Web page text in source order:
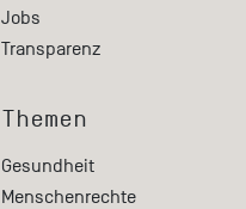
Jobs
Transparenz
Themen
Gesundheit
Menschenrechte